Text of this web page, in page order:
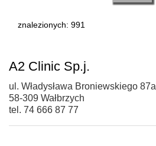
znalezionych: 991
A2 Clinic Sp.j.
ul. Władysława Broniewskiego 87a
58-309 Wałbrzych
tel. 74 666 87 77